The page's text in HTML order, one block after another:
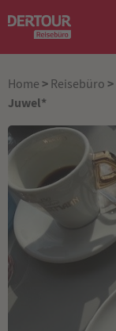
Home > Reisebüro >
Juwel*